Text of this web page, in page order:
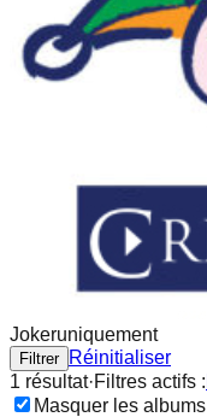
Jokeruniquement
Filtrer
Réinitialiser
1 résultat·Filtres actifs :
Masquer les